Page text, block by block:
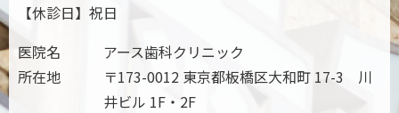
【休診日】祝日
医院名
アース歯科クリニック
所在地
〒173-0012 東京都板橋区大和町 17-3 川
井ビル 1F・2F